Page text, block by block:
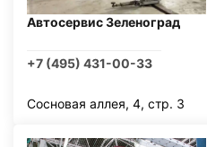
Автосервис Зеленоград
+7 (495) 431-00-33
Сосновая аллея, 4, стр. 3